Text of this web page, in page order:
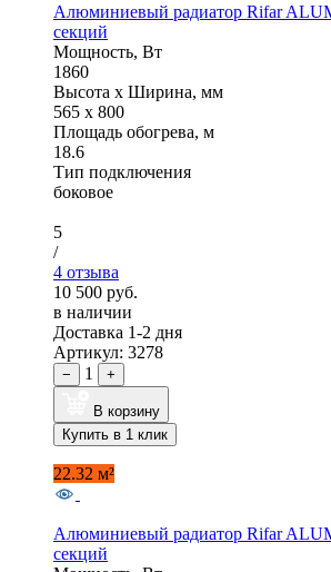
Алюминиевый радиатор Rifar
секций
Мощность, Вт
1860
Высота x Ширина, мм
565 x 800
Площадь обогрева, м
18.6
Тип подключения
боковое
5
/
4 отзыва
10 500 руб.
в наличии
Доставка 1-2 дня
Артикул: 3278
− 1 +
В корзину
Купить в 1 клик
22.32 м²
Алюминиевый радиатор Rifar
секций